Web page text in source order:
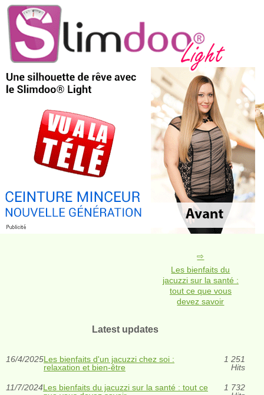
Les bienfaits du
jacuzzi sur la santé :
tout ce que vous
devez savoir
Latest updates
16/4/2025Les bienfaits d'un jacuzzi chez soi :
relaxation et bien-être
1 251
Hits
11/7/2024Les bienfaits du jacuzzi sur la santé : tout ce
1 732